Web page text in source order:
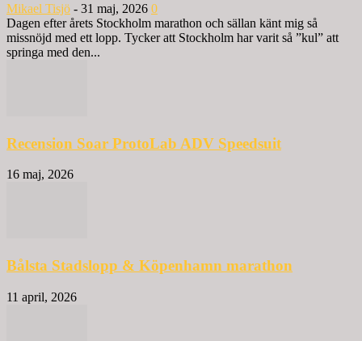
Mikael Tisjö - 31 maj, 2026 0
Dagen efter årets Stockholm marathon och sällan känt mig så
missnöjd med ett lopp. Tycker att Stockholm har varit så ”kul” att
springa med den...
Recension Soar ProtoLab ADV Speedsuit
16 maj, 2026
Bålsta Stadslopp & Köpenhamn marathon
11 april, 2026